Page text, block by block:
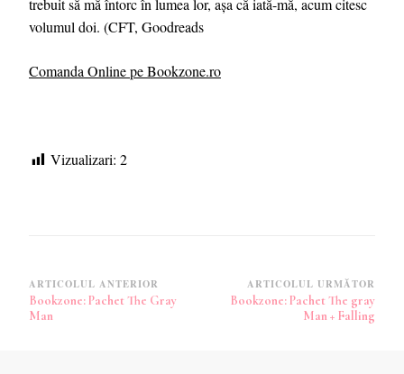
trebuit să mă întorc în lumea lor, așa că iată-mă, acum citesc
volumul doi. (CFT, Goodreads
Comanda Online pe Bookzone.ro
Vizualizari: 2
Navigare
în
ARTICOLUL ANTERIOR
Bookzone: Pachet The Gray
Man
ARTICOLUL URMĂTOR
Bookzone: Pachet The gray
Man + Falling